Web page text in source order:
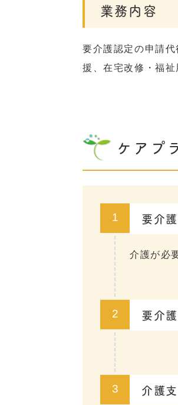
業務内容
要介護認定の申請
援、在宅改修・福
ケアプ
1 要介
介護が必
2 要介
3 介護